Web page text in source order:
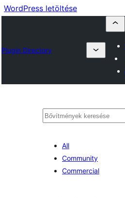
WordPress letöltése
Plugin Directory
Keresés
All
Community
Commercial